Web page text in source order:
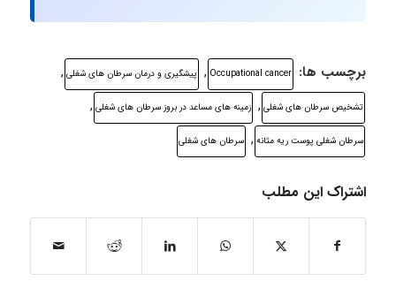
برچسب ها: Occupational cancer
, پیشگیری و درمان سرطان های شغلی ,
تشخیص سرطان های شغلی , زمینه های مساعد در بروز سرطان های شغلی ,
سرطان شغلی پوست ریه مثانه , سرطان های شغلی
اشتراک این مطلب